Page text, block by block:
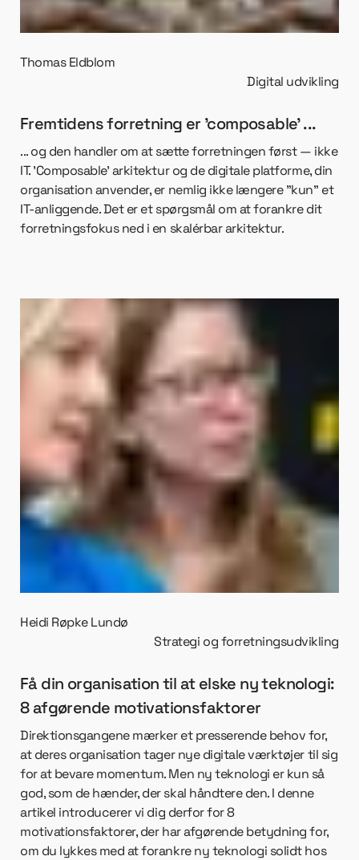
Thomas Eldblom
Digital udvikling
Fremtidens forretning er ’composable’ ...
... og den handler om at sætte forretningen først — ikke
IT. ’Composable’ arkitektur og de digitale platforme, din
organisation anvender, er nemlig ikke længere ”kun” et
IT-anliggende. Det er et spørgsmål om at forankre dit
forretningsfokus ned i en skalérbar arkitektur.
Heidi Røpke Lundø
Strategi og forretningsudvikling
Få din organisation til at elske ny teknologi:
8 afgørende motivationsfaktorer
Direktionsgangene mærker et presserende behov for,
at deres organisation tager nye digitale værktøjer til sig
for at bevare momentum. Men ny teknologi er kun så
god, som de hænder, der skal håndtere den. I denne
artikel introducerer vi dig derfor for 8
motivationsfaktorer, der har afgørende betydning for,
om du lykkes med at forankre ny teknologi solidt hos